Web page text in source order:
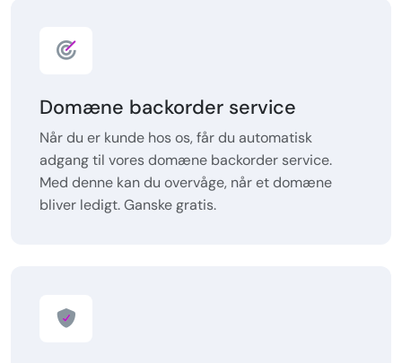
Domæne backorder service
Når du er kunde hos os, får du automatisk
adgang til vores domæne backorder service.
Med denne kan du overvåge, når et domæne
bliver ledigt. Ganske gratis.